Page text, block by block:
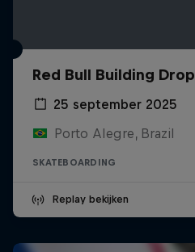
Red Bull Building Drop
25 september 2025
Porto Alegre, Brazil
SKATEBOARDING
Replay bekijken